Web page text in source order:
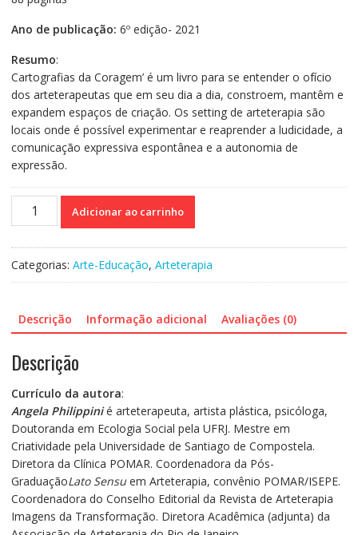
Ano de publicação: 6º edição- 2021
Resumo:
Cartografias da Coragem’ é um livro para se entender o ofício
dos arteterapeutas que em seu dia a dia, constroem, mantêm e
expandem espaços de criação. Os setting de arteterapia são
locais onde é possível experimentar e reaprender a ludicidade, a
comunicação expressiva espontânea e a autonomia de
expressão.
Para
Entender
Cartografias
quantidade
Adicionar ao carrinho
Categorias: Arte-Educação, Arteterapia
Descrição Informação adicional Avaliações (0)
Descrição
Currículo da autora:
Angela Philippini é arteterapeuta, artista plástica, psicóloga,
Doutoranda em Ecologia Social pela UFRJ. Mestre em
Criatividade pela Universidade de Santiago de Compostela.
Diretora da Clínica POMAR. Coordenadora da Pós-
GraduaçãoLato Sensuem Arteterapia, convênio POMAR/ISEPE.
Coordenadora do Conselho Editorial da Revista de Arteterapia
Imagens da Transformação. Diretora Acadêmica (adjunta) da